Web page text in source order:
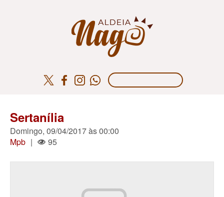
Sertanília
Domingo, 09/04/2017 às 00:00
Mpb | 95